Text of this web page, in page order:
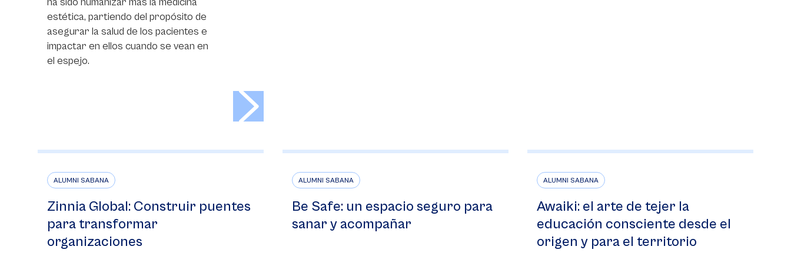
estética, partiendo del propósito de
asegurar la salud de los pacientes e
impactar en ellos cuando se vean en
el espejo.
ALUMNI SABANA
Zinnia Global: Construir puentes
para transformar
organizaciones
ALUMNI SABANA
Be Safe: un espacio seguro para
sanar y acompañar
ALUMNI SABANA
Awaiki: el arte de tejer la
educación consciente desde el
origen y para el territorio